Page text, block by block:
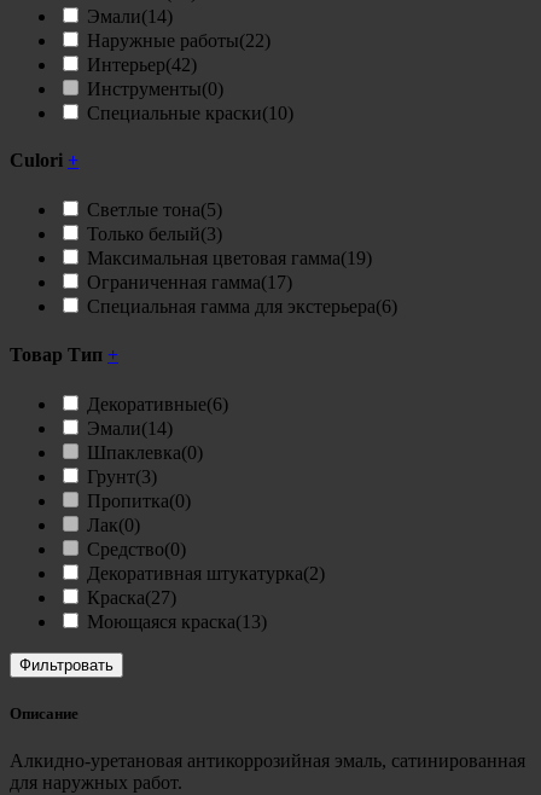
Эмали(14)
Наружные работы(22)
Интерьер(42)
Инструменты(0)
Специальные краски(10)
Culori +
Светлые тона(5)
Только белый(3)
Максимальная цветовая гамма(19)
Ограниченная гамма(17)
Специальная гамма для экстерьера(6)
Товар Тип +
Декоративные(6)
Эмали(14)
Шпаклевка(0)
Грунт(3)
Пропитка(0)
Лак(0)
Средство(0)
Декоративная штукатурка(2)
Краска(27)
Моющаяся краска(13)
Фильтровать
Описание
Алкидно-уретановая антикоррозийная эмаль, сатинированная
для наружных работ.